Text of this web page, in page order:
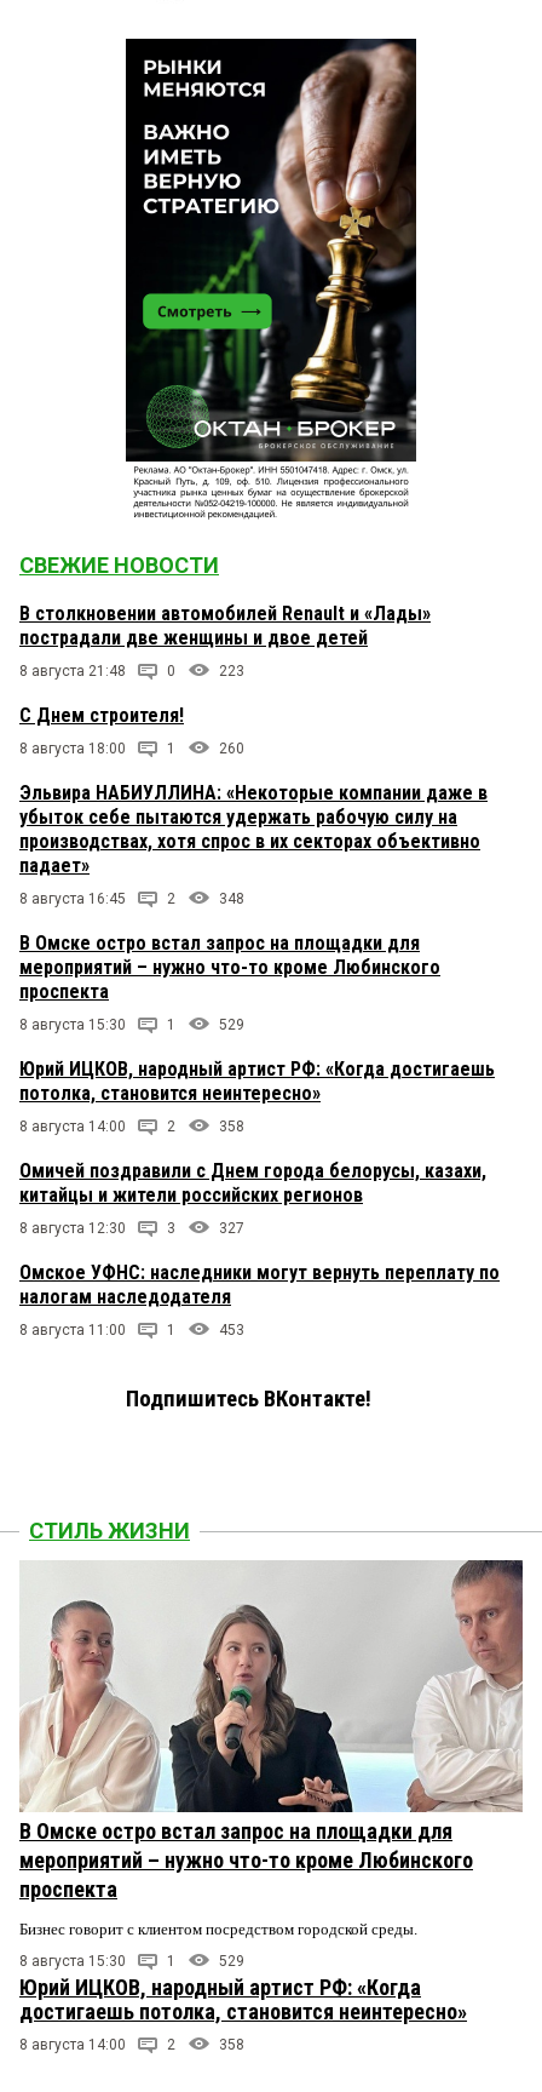
СВЕЖИЕ НОВОСТИ
В столкновении автомобилей Renault и «Лады»
пострадали две женщины и двое детей
8 августа 21:48 0 223
С Днем строителя!
8 августа 18:00 1 260
Эльвира НАБИУЛЛИНА: «Некоторые компании даже в
убыток себе пытаются удержать рабочую силу на
производствах, хотя спрос в их секторах объективно
падает»
8 августа 16:45 2 348
В Омске остро встал запрос на площадки для
мероприятий – нужно что-то кроме Любинского
проспекта
8 августа 15:30 1 529
Юрий ИЦКОВ, народный артист РФ: «Когда достигаешь
потолка, становится неинтересно»
8 августа 14:00 2 358
Омичей поздравили с Днем города белорусы, казахи,
китайцы и жители российских регионов
8 августа 12:30 3 327
Омское УФНС: наследники могут вернуть переплату по
налогам наследодателя
8 августа 11:00 1 453
Подпишитесь ВКонтакте!
СТИЛЬ ЖИЗНИ
В Омске остро встал запрос на площадки для
мероприятий – нужно что-то кроме Любинского
проспекта
Бизнес говорит с клиентом посредством городской среды.
8 августа 15:30 1 529
Юрий ИЦКОВ, народный артист РФ: «Когда
достигаешь потолка, становится неинтересно»
8 августа 14:00 2 358